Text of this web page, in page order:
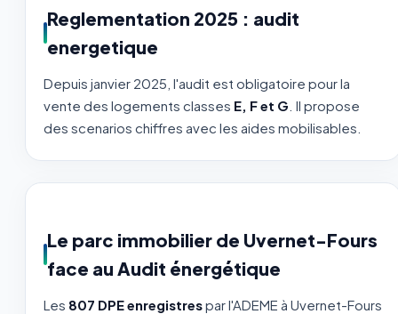
Reglementation 2025 : audit
energetique
Depuis janvier 2025, l'audit est obligatoire pour la
vente des logements classes E, F et G . Il propose
des scenarios chiffres avec les aides mobilisables.
Le parc immobilier de Uvernet-Fours
face au Audit énergétique
Les 807 DPE enregistrespar l'ADEME à Uvernet-Fours